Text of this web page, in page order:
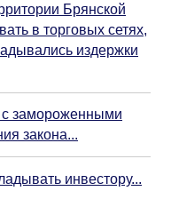
Брянской
в торговых сетях,
издержки
замороженными
закона...
инвестору...